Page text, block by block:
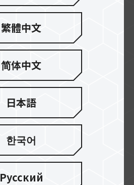
CyberPuerta
ARROBA COMPUTERS
繁體中文
简体中文
日本語
한국어
Русский